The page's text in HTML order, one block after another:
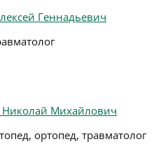
Геннадьевич
Николай Михайлович
ортопед, травматолог